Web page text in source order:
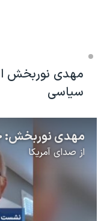
مهدی نوربخش
سیاسی
از صدای آمریکا
available